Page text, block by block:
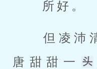
所好。
唐甜甜一